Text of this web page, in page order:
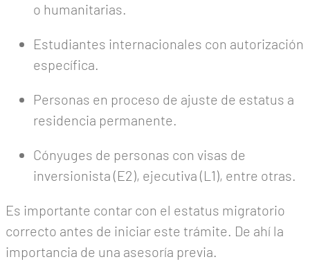
o humanitarias.
Estudiantes internacionales con autorización
específica.
Personas en proceso de ajuste de estatus a
residencia permanente.
Cónyuges de personas con visas de
inversionista (E2), ejecutiva (L1), entre otras.
Es importante contar con el estatus migratorio
correcto antes de iniciar este trámite. De ahí la
importancia de una asesoría previa.